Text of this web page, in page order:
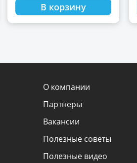
В корзину
О компании
Партнеры
Вакансии
Полезные советы
Полезные видео